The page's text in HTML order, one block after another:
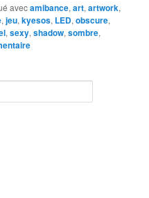
avecamibance,art,artwork,
,jeu,kyesos, LED,obscure,
,sexy,shadow,sombre,